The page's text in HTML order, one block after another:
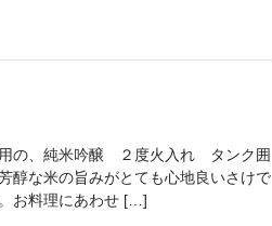
の、純米吟醸 ２度火入れ タンク囲
な米の旨みがとても心地良いさけで
お料理にあわせ […]